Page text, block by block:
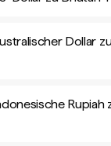
Dollar
Rupiah